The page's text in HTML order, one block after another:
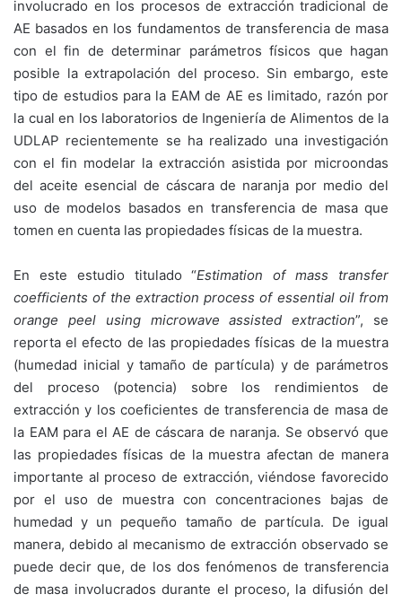
involucrado en los procesos de extracción tradicional de
AE basados en los fundamentos de transferencia de masa
con el fin de determinar parámetros físicos que hagan
posible la extrapolación del proceso. Sin embargo, este
tipo de estudios para la EAM de AE es limitado, razón por
la cual en los laboratorios de Ingeniería de Alimentos de la
UDLAP recientemente se ha realizado una investigación
con el fin modelar la extracción asistida por microondas
del aceite esencial de cáscara de naranja por medio del
uso de modelos basados en transferencia de masa que
tomen en cuenta las propiedades físicas de la muestra.
En este estudio titulado “Estimation of mass transfer
coefficients of the extraction process of essential oil from
orange peel using microwave assisted extraction”, se
reporta el efecto de las propiedades físicas de la muestra
(humedad inicial y tamaño de partícula) y de parámetros
del proceso (potencia) sobre los rendimientos de
extracción y los coeficientes de transferencia de masa de
la EAM para el AE de cáscara de naranja. Se observó que
las propiedades físicas de la muestra afectan de manera
importante al proceso de extracción, viéndose favorecido
por el uso de muestra con concentraciones bajas de
humedad y un pequeño tamaño de partícula. De igual
manera, debido al mecanismo de extracción observado se
puede decir que, de los dos fenómenos de transferencia
de masa involucrados durante el proceso, la difusión del